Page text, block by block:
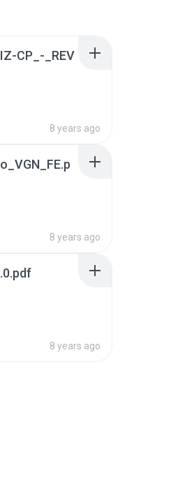
CP_-_REV
8 years ago
8 years ago
8 years ago